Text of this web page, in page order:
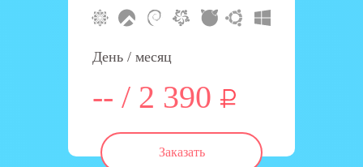
День / месяц
-- / 2 390
Заказать